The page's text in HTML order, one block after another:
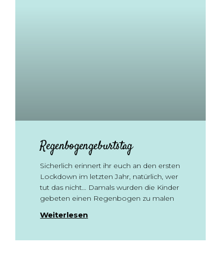
Regenbogengeburtstag
Sicherlich erinnert ihr euch an den ersten
Lockdown im letzten Jahr, natürlich, wer
tut das nicht… Damals wurden die Kinder
gebeten einen Regenbogen zu malen
Weiterlesen